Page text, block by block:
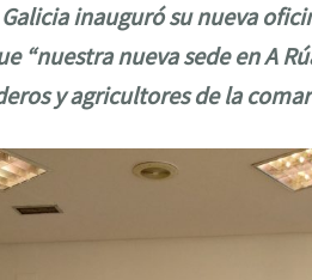
inauguró su nueva
“nuestra nueva sede en A
y agricultores de la